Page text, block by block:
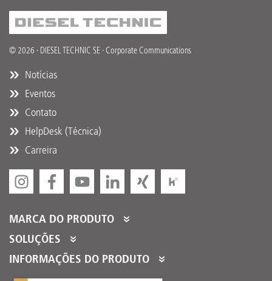
© 2026 · DIESEL TECHNIC SE · Corporate Communications
Notícias
Eventos
Contato
HelpDesk (Técnica)
Carreira
MARCA DO PRODUTO
DT Spare Parts
SOLUÇÕES
Partner Portal
INFORMAÇÕES DO PRODUTO
Catálogos de Produtos